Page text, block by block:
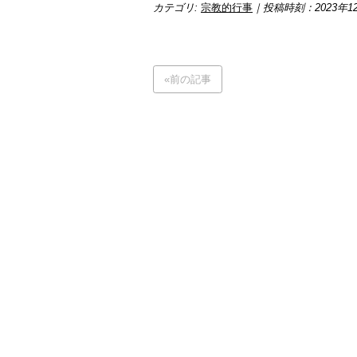
カテゴリ: 宗教的行事 ｜投稿時刻：2023年
«前の記事